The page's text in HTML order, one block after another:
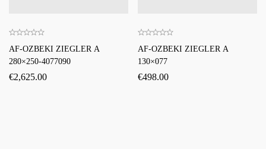
AF-OZBEKI ZIEGLER A
280×250-4077090
€2,625.00
AF-OZBEKI ZIEGLER A
130×077
€498.00